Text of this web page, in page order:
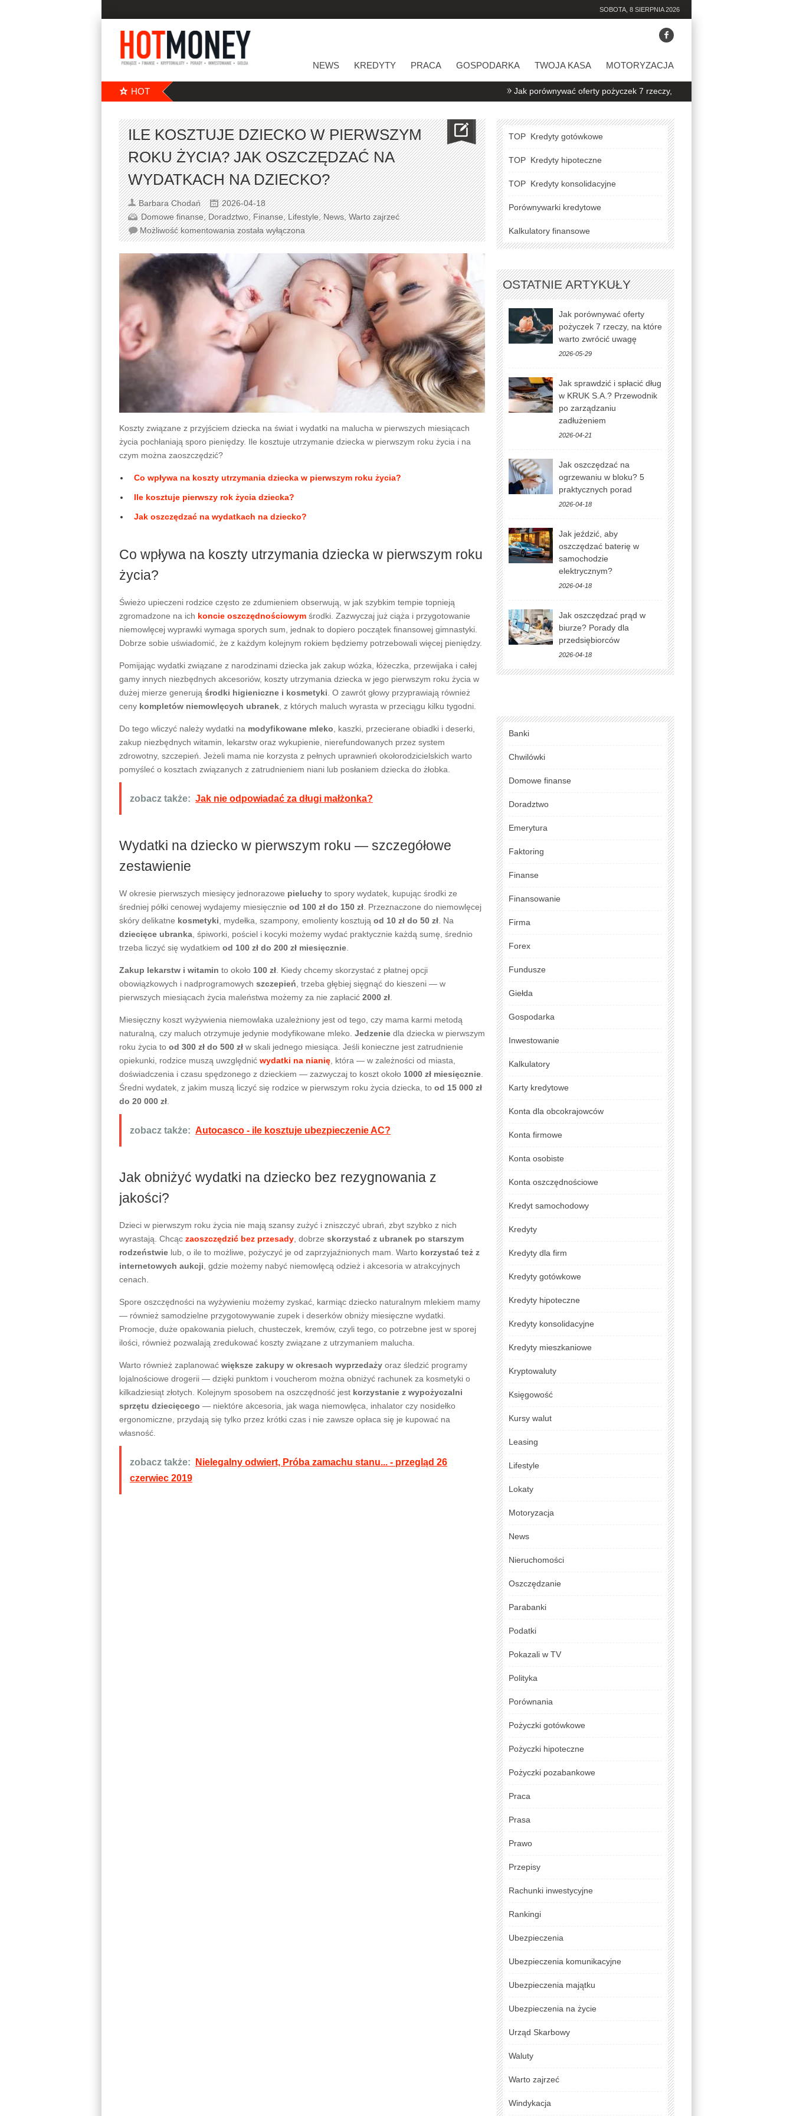
SOBOTA, 8 SIERPNIA 2026
NEWS KREDYTY PRACA GOSPODARKA TWOJA KASA MOTORYZACJA
HOT Jak porównywać oferty pożyczek 7 rzeczy, na które warto zwrócić uwagę
ILE KOSZTUJE DZIECKO W PIERWSZYM
ROKU ŻYCIA? JAK OSZCZĘDZAĆ NA
WYDATKACH NA DZIECKO?
Barbara Chodań
2026-04-18
Domowe finanse,Doradztwo,Finanse,Lifestyle,News,Warto zajrzeć
Możliwość komentowaniazostała wyłączona
Koszty związane z przyjściem dziecka na świat i wydatki na malucha w pierwszych miesiącach
życia pochłaniają sporo pieniędzy. Ile kosztuje utrzymanie dziecka w pierwszym roku życia i na
czym można zaoszczędzić?
Co wpływa na koszty utrzymania dziecka w pierwszym roku życia?
Ile kosztuje pierwszy rok życia dziecka?
Jak oszczędzać na wydatkach na dziecko?
Co wpływa na koszty utrzymania dziecka w pierwszym roku
życia?
Świeżo upieczeni rodzice często ze zdumieniem obserwują, w jak szybkim tempie topnieją
zgromadzone na ich koncie oszczędnościowym środki. Zazwyczaj już ciąża i przygotowanie
niemowlęcej wyprawki wymaga sporych sum, jednak to dopiero początek finansowej gimnastyki.
Dobrze sobie uświadomić, że z każdym kolejnym rokiem będziemy potrzebowali więcej pieniędzy.
Pomijając wydatki związane z narodzinami dziecka jak zakup wózka, łóżeczka, przewijaka i całej
gamy innych niezbędnych akcesoriów, koszty utrzymania dziecka w jego pierwszym roku życia w
dużej mierze generują środki higieniczne i kosmetyki . O zawrót głowy przyprawiają również
ceny kompletów niemowlęcych ubranek , z których maluch wyrasta w przeciągu kilku tygodni.
Do tego wliczyć należy wydatki na modyfikowane mleko , kaszki, przecierane obiadki i deserki,
zakup niezbędnych witamin, lekarstw oraz wykupienie, nierefundowanych przez system
zdrowotny, szczepień. Jeżeli mama nie korzysta z pełnych uprawnień okołorodzicielskich warto
pomyśleć o kosztach związanych z zatrudnieniem niani lub posłaniem dziecka do żłobka.
zobacz także: Jak nie odpowiadać za długi małżonka?
Wydatki na dziecko w pierwszym roku — szczegółowe
zestawienie
W okresie pierwszych miesięcy jednorazowe pieluchy to spory wydatek, kupując środki ze
średniej półki cenowej wydajemy miesięcznie od 100 zł do 150 zł . Przeznaczone do niemowlęcej
skóry delikatne kosmetyki , mydełka, szampony, emolienty kosztują od 10 zł do 50 zł . Na
dziecięce ubranka , śpiworki, pościel i kocyki możemy wydać praktycznie każdą sumę, średnio
trzeba liczyć się wydatkiem od 100 zł do 200 zł miesięcznie
Zakup lekarstw i witamin to około 100 zł . Kiedy chcemy skorzystać z płatnej opcji
obowiązkowych i nadprogramowych szczepień , trzeba głębiej sięgnąć do kieszeni — w
pierwszych miesiącach życia maleństwa możemy za nie zapłacić 2000 zł
Miesięczny koszt wyżywienia niemowlaka uzależniony jest od tego, czy mama karmi metodą
naturalną, czy maluch otrzymuje jedynie modyfikowane mleko. Jedzenie dla dziecka w pierwszym
roku życia to od 300 zł do 500 zł w skali jednego miesiąca. Jeśli konieczne jest zatrudnienie
opiekunki, rodzice muszą uwzględnić wydatki na nianię , która — w zależności od miasta,
doświadczenia i czasu spędzonego z dzieckiem — zazwyczaj to koszt około 1000 zł miesięcznie
Średni wydatek, z jakim muszą liczyć się rodzice w pierwszym roku życia dziecka, to od 15 000 zł
do 20 000 zł
zobacz także: Autocasco - ile kosztuje ubezpieczenie AC?
Jak obniżyć wydatki na dziecko bez rezygnowania z
jakości?
Dzieci w pierwszym roku życia nie mają szansy zużyć i zniszczyć ubrań, zbyt szybko z nich
wyrastają. Chcąc zaoszczędzić bez przesady , dobrze skorzystać z ubranek po starszym
rodzeństwie lub, o ile to możliwe, pożyczyć je od zaprzyjaźnionych mam. Warto korzystać też z
internetowych aukcji , gdzie możemy nabyć niemowlęcą odzież i akcesoria w atrakcyjnych
cenach.
Spore oszczędności na wyżywieniu możemy zyskać, karmiąc dziecko naturalnym mlekiem mamy
— również samodzielne przygotowywanie zupek i deserków obniży miesięczne wydatki.
Promocje, duże opakowania pieluch, chusteczek, kremów, czyli tego, co potrzebne jest w sporej
ilości, również pozwalają zredukować koszty związane z utrzymaniem malucha.
Warto również zaplanować większe zakupy w okresach wyprzedaży oraz śledzić programy
lojalnościowe drogerii — dzięki punktom i voucherom można obniżyć rachunek za kosmetyki o
kilkadziesiąt złotych. Kolejnym sposobem na oszczędność jest korzystanie z wypożyczalni
sprzętu dziecięcego — niektóre akcesoria, jak waga niemowlęca, inhalator czy nosidełko
ergonomiczne, przydają się tylko przez krótki czas i nie zawsze opłaca się je kupować na
własność.
zobacz także:
Nielegalny odwiert, Próba zamachu stanu... - przegląd 26
czerwiec 2019
TOP Kredyty gotówkowe
TOP Kredyty hipoteczne
TOP Kredyty konsolidacyjne
Porównywarki kredytowe
Kalkulatory finansowe
OSTATNIE ARTYKUŁY
Jak porównywać oferty
pożyczek 7 rzeczy, na które
warto zwrócić uwagę
2026-05-29
Jak sprawdzić i spłacić dług
w KRUK S.A.? Przewodnik
po zarządzaniu
zadłużeniem
2026-04-21
Jak oszczędzać na
ogrzewaniu w bloku? 5
praktycznych porad
2026-04-18
Jak jeździć, aby
oszczędzać baterię w
samochodzie
elektrycznym?
2026-04-18
Jak oszczędzać prąd w
biurze? Porady dla
przedsiębiorców
2026-04-18
Banki
Chwilówki
Domowe finanse
Doradztwo
Emerytura
Faktoring
Finanse
Finansowanie
Firma
Forex
Fundusze
Giełda
Gospodarka
Inwestowanie
Kalkulatory
Karty kredytowe
Konta dla obcokrajowców
Konta firmowe
Konta osobiste
Konta oszczędnościowe
Kredyt samochodowy
Kredyty
Kredyty dla firm
Kredyty gotówkowe
Kredyty hipoteczne
Kredyty konsolidacyjne
Kredyty mieszkaniowe
Kryptowaluty
Księgowość
Kursy walut
Leasing
Lifestyle
Lokaty
Motoryzacja
News
Nieruchomości
Oszczędzanie
Parabanki
Podatki
Pokazali w TV
Polityka
Porównania
Pożyczki gotówkowe
Pożyczki hipoteczne
Pożyczki pozabankowe
Praca
Prasa
Prawo
Przepisy
Rachunki inwestycyjne
Rankingi
Ubezpieczenia
Ubezpieczenia komunikacyjne
Ubezpieczenia majątku
Ubezpieczenia na życie
Urząd Skarbowy
Waluty
Warto zajrzeć
Windykacja